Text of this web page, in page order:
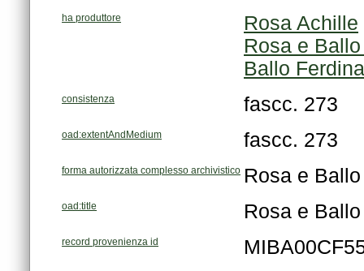
ha produttore
Rosa Achille
Rosa e
Ballo
consistenza fascc. 273
oad:extentAndMedium fascc. 273
forma autorizzata complesso archivistico Rosa e
oad:title Rosa e
record provenienza id